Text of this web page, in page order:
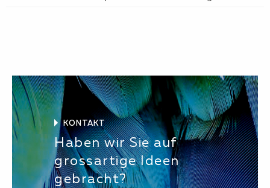
Haben wir Sie auf
grossartige Ideen
gebracht?
KONTAKT